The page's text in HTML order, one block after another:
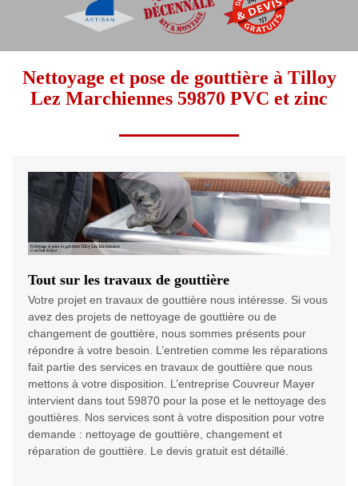
Nettoyage et pose de gouttière à Tilloy
Lez Marchiennes 59870 PVC et zinc
Tout sur les travaux de gouttière
Votre projet en travaux de gouttière nous intéresse. Si vous
avez des projets de nettoyage de gouttière ou de
changement de gouttière, nous sommes présents pour
répondre à votre besoin. L’entretien comme les réparations
fait partie des services en travaux de gouttière que nous
mettons à votre disposition. L’entreprise Couvreur Mayer
intervient dans tout 59870 pour la pose et le nettoyage des
gouttières. Nos services sont à votre disposition pour votre
demande : nettoyage de gouttière, changement et
réparation de gouttière. Le devis gratuit est détaillé.